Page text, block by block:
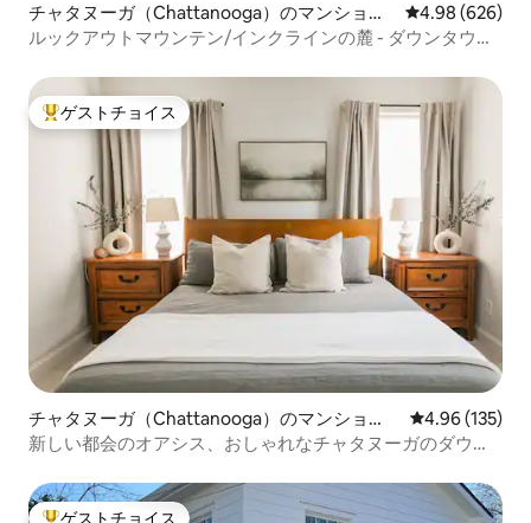
チャタヌーガ（Chattanooga）のマンショ
ン・アパート
レビュー626
4.98 (626)
ルックアウトマウンテン/インクラインの麓 - ダウンタウン
大好評のゲストチョイスです。
ゲストチョイス
チャタヌーガ（Chattanooga）のマンショ
ン・アパート
レビュー135
4.96 (135)
新しい都会のオアシス、おしゃれなチャタヌーガのダウン
ゲストチョイス